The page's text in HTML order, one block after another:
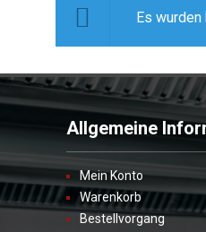
Es
Allgemeine
Mein Konto
Warenkorb
Bestellvorgang